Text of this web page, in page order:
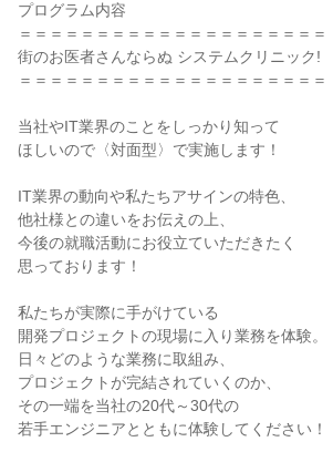
プログラム内容
＝＝＝＝＝＝＝＝＝＝＝＝＝＝＝＝＝＝＝＝
街のお医者さんならぬ システムクリニック!
＝＝＝＝＝＝＝＝＝＝＝＝＝＝＝＝＝＝＝＝
当社やIT業界のことをしっかり知って
ほしいので〈対面型〉で実施します！
IT業界の動向や私たちアサインの特色、
他社様との違いをお伝えの上、
今後の就職活動にお役立ていただきたく
思っております！
私たちが実際に手がけている
開発プロジェクトの現場に入り業務を体験。
日々どのような業務に取組み、
プロジェクトが完結されていくのか、
その一端を当社の20代～30代の
若手エンジニアとともに体験してください！